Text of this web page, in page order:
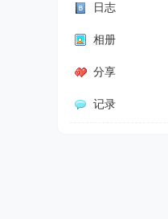
日志
相册
分享
记录